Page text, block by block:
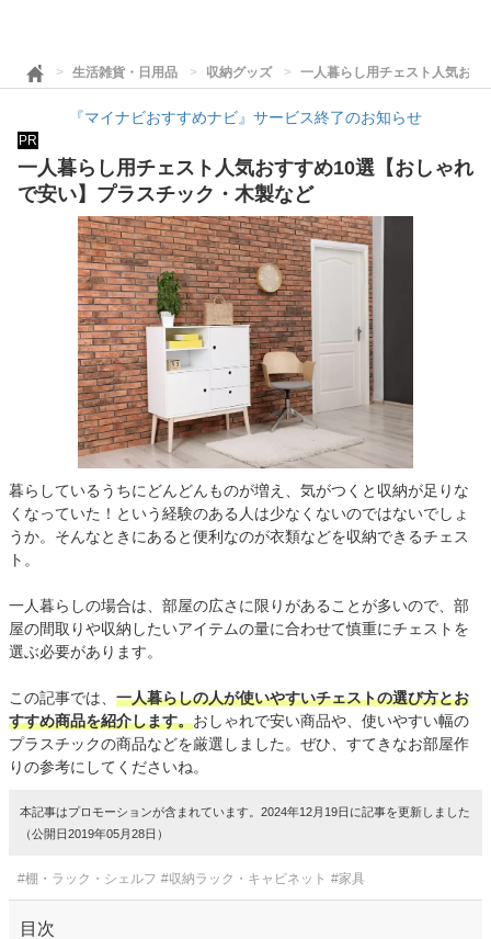
生活雑貨・日用品 収納グッズ 一人暮らし用チェスト人気お
『マイナビおすすめナビ』サービス終了のお知らせ
PR
一人暮らし用チェスト人気おすすめ10選【おしゃれ
で安い】プラスチック・木製など
暮らしているうちにどんどんものが増え、気がつくと収納が足りな
くなっていた！という経験のある人は少なくないのではないでしょ
うか。そんなときにあると便利なのが衣類などを収納できるチェス
ト。
一人暮らしの場合は、部屋の広さに限りがあることが多いので、部
屋の間取りや収納したいアイテムの量に合わせて慎重にチェストを
選ぶ必要があります。
この記事では、 一人暮らしの人が使いやすいチェストの選び方とお
すすめ商品を紹介します。おしゃれで安い商品や、使いやすい幅の
プラスチックの商品などを厳選しました。ぜひ、すてきなお部屋作
りの参考にしてくださいね。
本記事はプロモーションが含まれています。2024年12月19日に記事を更新しました
（公開日2019年05月28日）
#棚・ラック・シェルフ #収納ラック・キャビネット #家具
目次